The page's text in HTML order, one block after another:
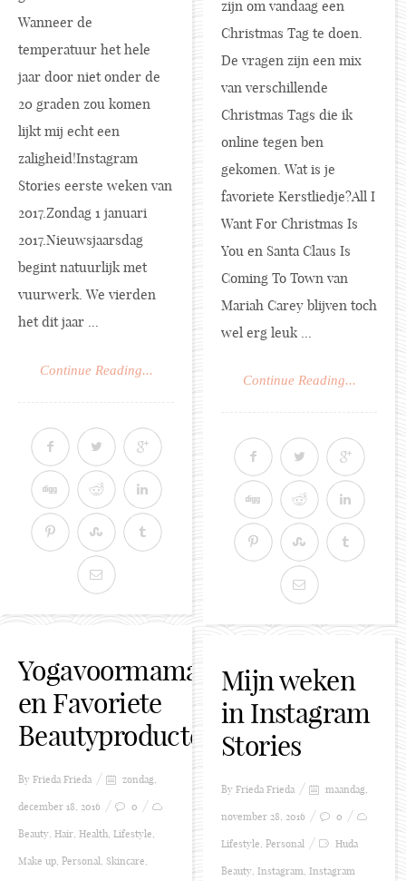
Wanneer de
temperatuur het hele
jaar door niet onder de
20 graden zou komen
lijkt mij echt een
zaligheid!Instagram
Stories eerste weken van
2017.Zondag 1 januari
2017.Nieuwsjaarsdag
begint natuurlijk met
vuurwerk. We vierden
het dit jaar ...
Continue Reading...
zijn om vandaag een
Christmas Tag te doen.
De vragen zijn een mix
van verschillende
Christmas Tags die ik
online tegen ben
gekomen. Wat is je
favoriete Kerstliedje?All I
Want For Christmas Is
You en Santa Claus Is
Coming To Town van
Mariah Carey blijven toch
wel erg leuk ...
Continue Reading...
Yogavoormama
en Favoriete
Beautyproducten
By Frieda Frieda zondag,
december 18, 2016 0
Beauty, Hair, Health, Lifestyle,
Make up, Personal, Skincare,
Mijn weken
in Instagram
Stories
By Frieda Frieda maandag,
november 28, 2016 0
Lifestyle, Personal Huda
Beauty, Instagram, Instagram